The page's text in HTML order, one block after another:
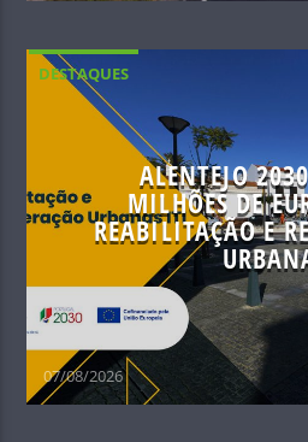
DESTAQUES
ALENTEJO
MILHÕES DE
REABILITAÇÃO E
07/08/2026